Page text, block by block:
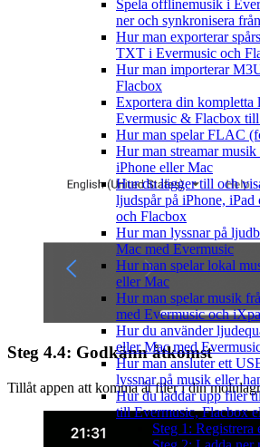
Spela offlinemusik i
ner och synkronisera
Hur man exporterar
TXT i Evermusic och
Hur man importerar
Flacbox
Exportera din kompletta
Evermusic & Flacbox
Hur man spelar FLAC
Hur man streamar
iPhone eller Mac
Hur du lägger till och
ljudspår på iPhone,
och Flacbox
Hur man lyssnar på
Mac med Evermusic
Hur man spelar lokal
eller Mac
Hur man spelar musik
med Evermusic och
Hur du använder
eller Mac med
Hur man ansluter ett
lyssnar på musik eller
Hur du laddar upp filer
till Evermusic, Flacbox
Steg 1:
Steg 4.4: Godkänn åtkomst
Tillåt appen att komma åt filer i din